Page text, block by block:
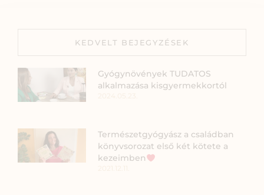
KEDVELT BEJEGYZÉSEK
Gyógynövények TUDATOS
alkalmazása kisgyermekkortól
Természetgyógyász a családban
könyvsorozat első két kötete a
kezeimben